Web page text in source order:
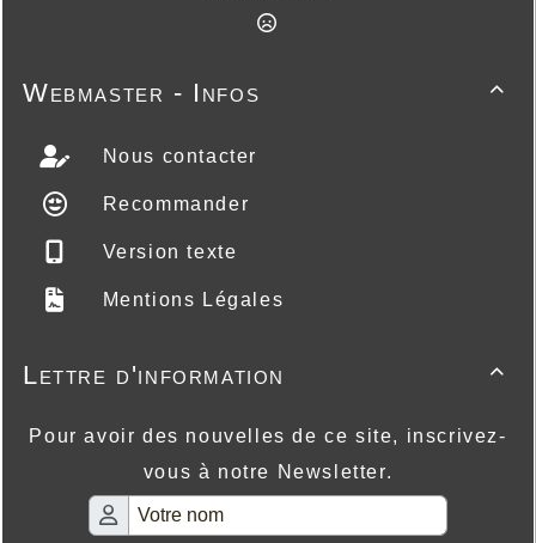

Webmaster - Infos
Nous contacter
Recommander
Version texte
Mentions Légales

Lettre d'information
Pour avoir des nouvelles de ce site, inscrivez-
vous à notre Newsletter.